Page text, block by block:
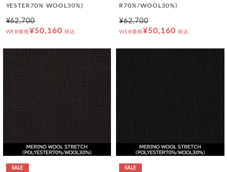
YESTER70% WOOL30%)
¥62,700
WEB価格¥50,160 税込
R70%/WOOL30%)
¥62,700
WEB価格¥50,160 税込
SALE SALE